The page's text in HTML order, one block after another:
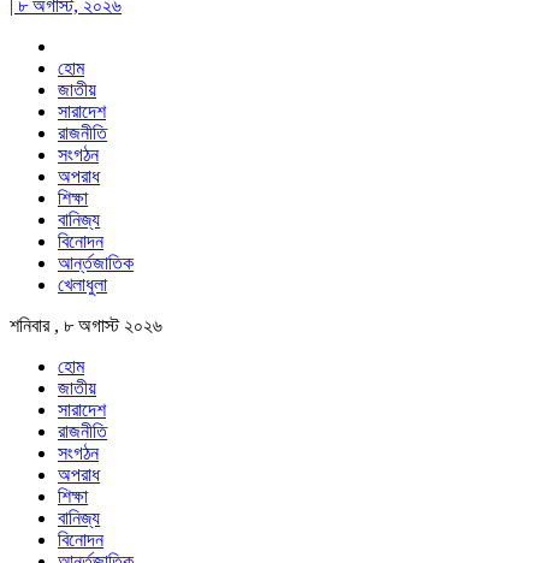
| ৮ অগাস্ট, ২০২৬
হোম
জাতীয়
সারাদেশ
রাজনীতি
সংগঠন
অপরাধ
শিক্ষা
বানিজ্য
বিনোদন
আর্ন্তজাতিক
খেলাধুলা
শনিবার , ৮ অগাস্ট ২০২৬
হোম
জাতীয়
সারাদেশ
রাজনীতি
সংগঠন
অপরাধ
শিক্ষা
বানিজ্য
বিনোদন